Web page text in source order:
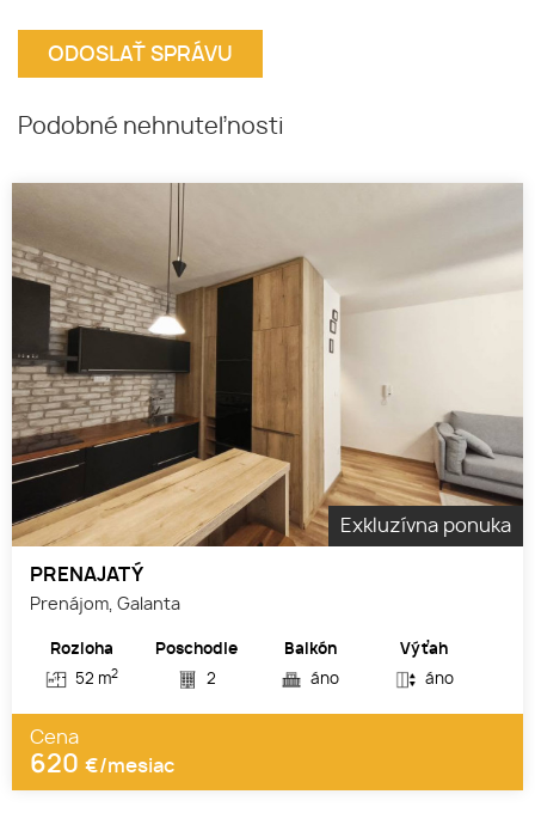
Podobné nehnuteľnosti
Exkluzívna ponuka
PRENAJATÝ
Prenájom, Galanta
Rozloha
52 m2
Poschodie
2
Balkón
áno
Výťah
áno
Cena
620 €/mesiac